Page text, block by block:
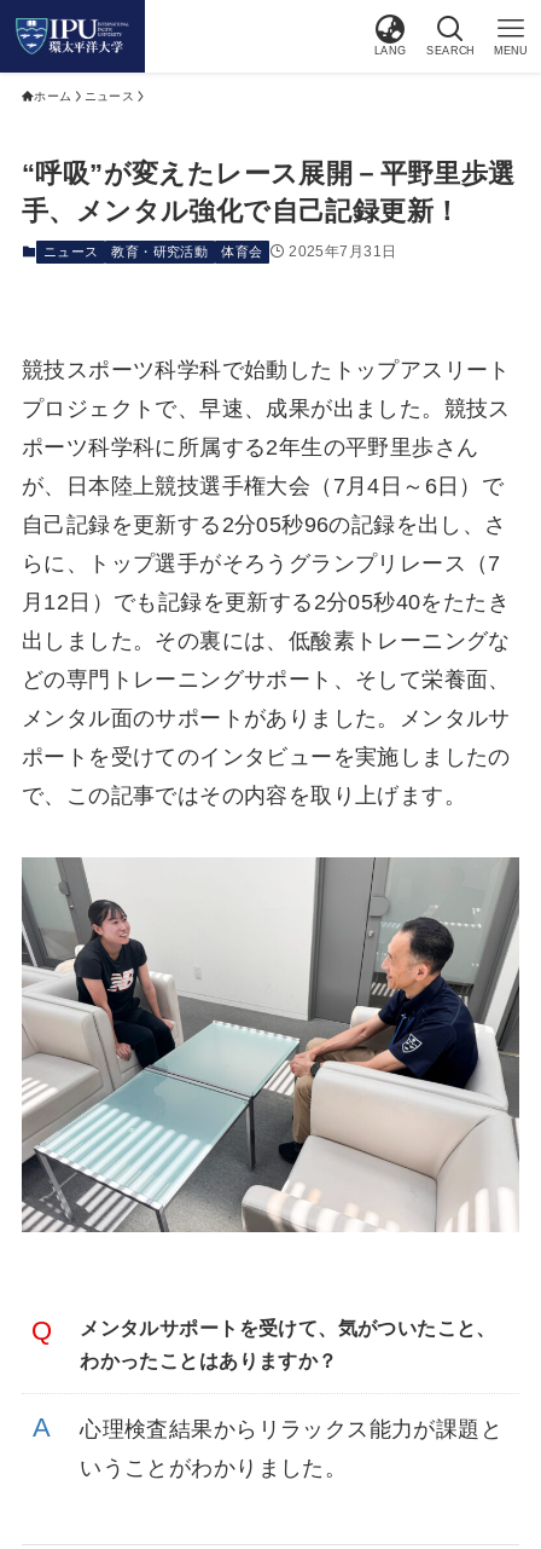
LANG SEARCH MENU
ホーム ニュース
“呼吸”が変えたレース展開－平野里歩選
手、メンタル強化で自己記録更新！
ニュース 教育・研究活動 体育会 2025年7月31日
競技スポーツ科学科で始動したトップアスリート
プロジェクトで、早速、成果が出ました。競技ス
ポーツ科学科に所属する2年生の平野里歩さん
が、日本陸上競技選手権大会（7月4日～6日）で
自己記録を更新する2分05秒96の記録を出し、さ
らに、トップ選手がそろうグランプリレース（7
月12日）でも記録を更新する2分05秒40をたたき
出しました。その裏には、低酸素トレーニングな
どの専門トレーニングサポート、そして栄養面、
メンタル面のサポートがありました。メンタルサ
ポートを受けてのインタビューを実施しましたの
で、この記事ではその内容を取り上げます。
メンタルサポートを受けて、気がついたこと、
わかったことはありますか？
心理検査結果からリラックス能力が課題と
いうことがわかりました。